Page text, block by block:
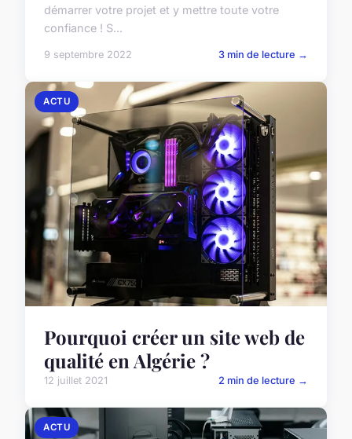
démarrer votre projet et y mettre toute votre
confiance ! S...
9 septembre 2022 3 min de lecture →
ACTU
Pourquoi créer un site web de
qualité en Algérie ?
12 juillet 2021 2 min de lecture →
ACTU